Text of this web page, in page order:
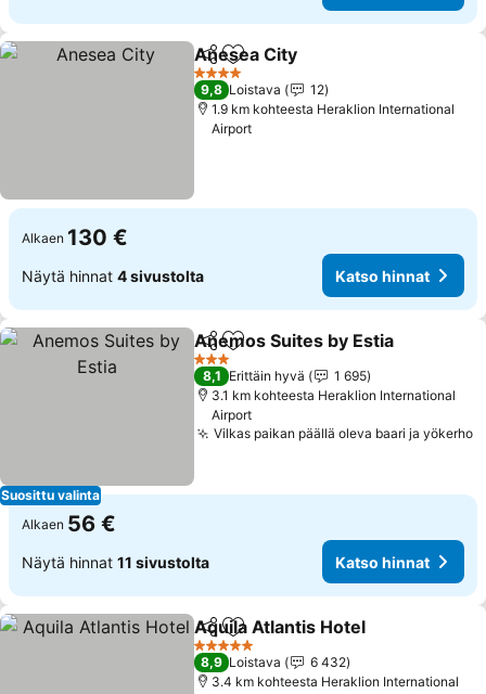
Jaa Lisää suosikkeihin
Anesea City
4 Tähtiluokitus
9,8 Loistava
12
1.9 km kohteesta Heraklion International
Airport
Alkaen 130 €
Näytä hinnat 4 sivustolta Katso hinnat
Suosittu valinta
Jaa Lisää suosikkeihin
Anemos Suites by Estia
3 Tähtiluokitus
8,1 Erittäin hyvä
1 695
3.1 km kohteesta Heraklion International
Airport
Vilkas paikan päällä oleva baari ja yökerho
Alkaen 56 €
Näytä hinnat 11 sivustolta Katso hinnat
Jaa Lisää suosikkeihin
Aquila Atlantis Hotel
5 Tähtiluokitus
8,9 Loistava
6 432
3.4 km kohteesta Heraklion International